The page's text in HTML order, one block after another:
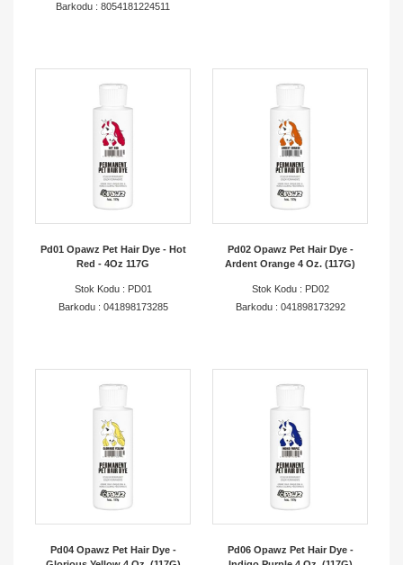
Barkodu : 8054181224511
Pd01 Opawz Pet Hair Dye - Hot
Red - 4Oz 117G
Stok Kodu : PD01
Barkodu : 041898173285
Pd02 Opawz Pet Hair Dye -
Ardent Orange 4 Oz. (117G)
Stok Kodu : PD02
Barkodu : 041898173292
Pd04 Opawz Pet Hair Dye -
Pd06 Opawz Pet Hair Dye -